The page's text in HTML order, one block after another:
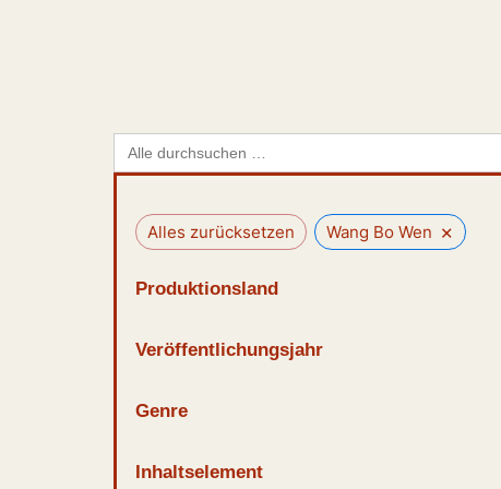
Search
for:
Alles zurücksetzen Wang Bo Wen ×
Produktionsland
Veröffentlichungsjahr
Genre
Inhaltselement